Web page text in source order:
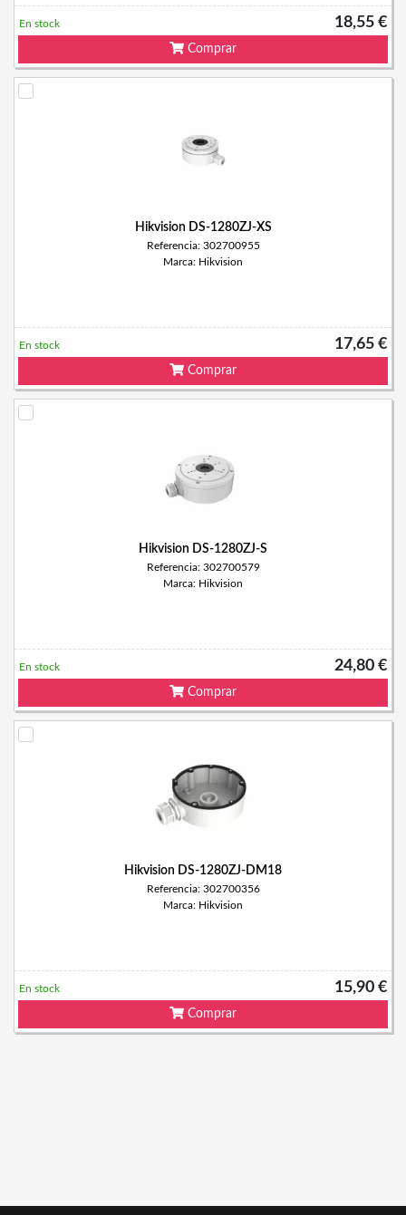
18,55 €
En stock
Comprar
Hikvision DS-1280ZJ-XS
Referencia: 302700955
Marca: Hikvision
17,65 €
En stock
Comprar
Hikvision DS-1280ZJ-S
Referencia: 302700579
Marca: Hikvision
24,80 €
En stock
Comprar
Hikvision DS-1280ZJ-DM18
Referencia: 302700356
Marca: Hikvision
15,90 €
En stock
Comprar